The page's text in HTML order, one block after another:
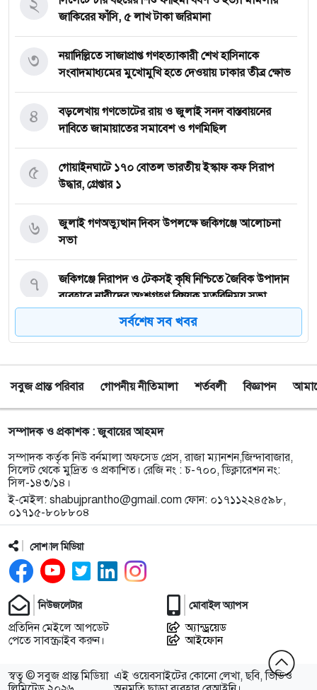
জাকিরের ফাঁসি, ৫ লাখ টাকা জরিমানা
নয়াদিল্লিতে সাজাপ্রাপ্ত গণহত্যাকারী শেখ হাসিনাকে
সংবাদমাধ্যমের মুখোমুখি হতে দেওয়ায় ঢাকার তীব্র ক্ষোভ
৩
বড়লেখায় গণভোটের রায় ও জুলাই সনদ বাস্তবায়নের
দাবিতে জামায়াতের সমাবেশ ও গণমিছিল
৪
গোয়াইনঘাটে ১৭০ বোতল ভারতীয় ইস্কাফ কফ সিরাপ
উদ্ধার, গ্রেপ্তার ১
৫
জুলাই গণঅভ্যুত্থান দিবস উপলক্ষে জকিগঞ্জে আলোচনা
সভা
৬
জকিগঞ্জে নিরাপদ ও টেকসই কৃষি নিশ্চিতে জৈবিক উপাদান
ব্যবহারে নারীদের অংশগ্রহণ বিষয়ক মতবিনিময় সভা
৭
টাঙ্গুয়ার হাওর অবৈধভাবে অনুপ্রবেশের দায়ে ৬ হাউসবোটে
৮
সেপ্টেম্বর থেকে সিলেট ওসমানী বিমানবন্দরে ফের বিদেশি
ফ্লাইট চালু করছে সালামএয়ার
৯
জকিগঞ্জে প্রাইম মিনিস্টার্স গোল্ডকাপ ফুটবল টুর্নামেন্ট
উপলক্ষে প্রস্তুতিমূলক সভা
১০
যশোরের স্কুলছাত্রীকে নিয়ে সিলেটে আত্মগোপন, মাজার
গেট থেকে গ্রেফতার হবিগঞ্জের যুবক
১১
বালাউটে ফ্রি চক্ষু চিকিৎসা ক্যাম্প : প্রায় ৫ শত রোগী
পেলেন চিকিৎসাসেবা, ছানি অপারেশনের জন্য ১৬২ জন
১২
স্থানীয় উন্নয়নে দরিদ্র জনগোষ্ঠীর অংশগ্রহণ নিশ্চিতে
জকিগঞ্জে মতবিনিময় সভা
১৩
মায়ের অভিযোগের পর গ্রামবাসীর হাতে আটক যুবক থানা
সর্বশেষ সব খবর
সবুজ প্রান্ত পরিবার গোপনীয় নীতিমালা শর্তবলী বিজ্ঞাপন
সম্পাদক ও প্রকাশক : জুবায়ের আহমদ
সম্পাদক কর্তৃক নিউ বর্নমালা অফসেড প্রেস, রাজা ম্যানশন,জিন্দাবাজার,
সিলেট থেকে মুদ্রিত ও প্রকাশিত। রেজি নং : চ-৭০০, ডিক্লারেশন নং:
সিল-১৪৩/১৪।
ই-মেইল: shabujprantho@gmail.com ফোন: ০১৭১১২২৪৫৯৮,
০১৭১৫-৮০৮৮০৪
সোশ্যাল মিডিয়া
নিউজলেটার
প্রতিদিন মেইলে আপডেট
পেতে সাবস্ক্রাইব করুন।
মোবাইল অ্যাপস
অ্যান্ড্রয়েড
আইফোন
স্বত্ব © সবুজ প্রান্ত মিডিয়া এই ওয়েবসাইটের কোনো লেখা, ছবি, ভিডিও